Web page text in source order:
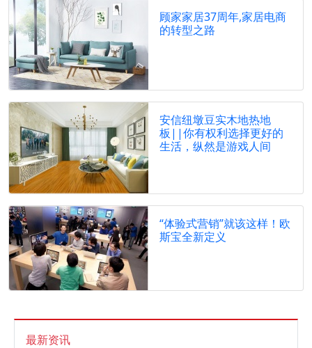
顾家家居37周年,家居电商
的转型之路
安信纽墩豆实木地热地
板||你有权利选择更好的
生活，纵然是游戏人间
“体验式营销”就该这样！欧
斯宝全新定义
最新资讯